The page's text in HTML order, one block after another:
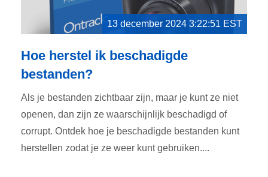
13 december 2024 3:22:51 EST
Hoe herstel ik beschadigde
bestanden?
Als je bestanden zichtbaar zijn, maar je kunt ze niet
openen, dan zijn ze waarschijnlijk beschadigd of
corrupt. Ontdek hoe je beschadigde bestanden kunt
herstellen zodat je ze weer kunt gebruiken....